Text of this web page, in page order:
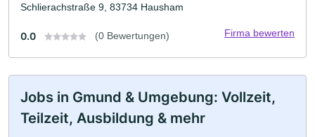
Schlierachstraße 9, 83734 Hausham
0.0 (0 Bewertungen) Firma bewerten
Jobs in Gmund & Umgebung: Vollzeit,
Teilzeit, Ausbildung & mehr